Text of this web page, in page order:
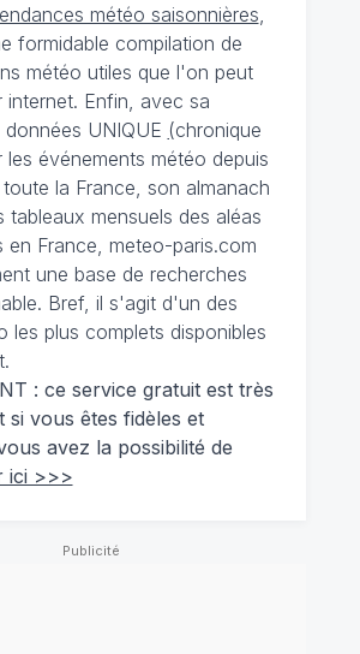
météo saisonnières
formidable compilation de
météo utiles que l'on peut
internet. Enfin, avec sa
UNIQUE (chronique
les événements météo depuis
la France, son almanach
tableaux mensuels des aléas
en France, meteo-paris.com
une base de recherches
Bref, il s'agit d'un des
les plus complets disponibles
: ce service gratuit est très
si vous êtes fidèles et
avez la possibilité de
ici >>>